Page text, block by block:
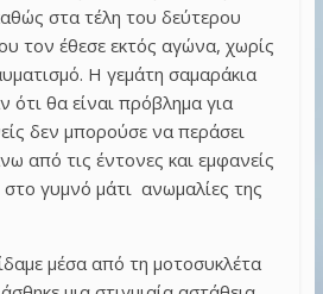
στα τέλη του δεύτερου
τον έθεσε εκτός αγώνα, χωρίς
Η γεμάτη σαμαράκια
θα είναι πρόβλημα για
δεν μπορούσε να περάσει
από τις έντονες και εμφανείς
στο γυμνό μάτι ανωμαλίες της
μέσα από τη μοτοσυκλέτα